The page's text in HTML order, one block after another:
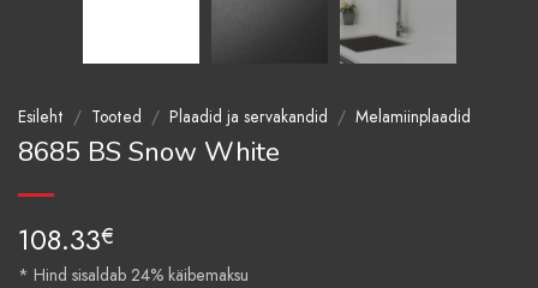
Esileht / Tooted / Plaadid ja servakandid / Melamiinplaadid
8685 BS Snow White
108.33€
* Hind sisaldab 24% käibemaksu